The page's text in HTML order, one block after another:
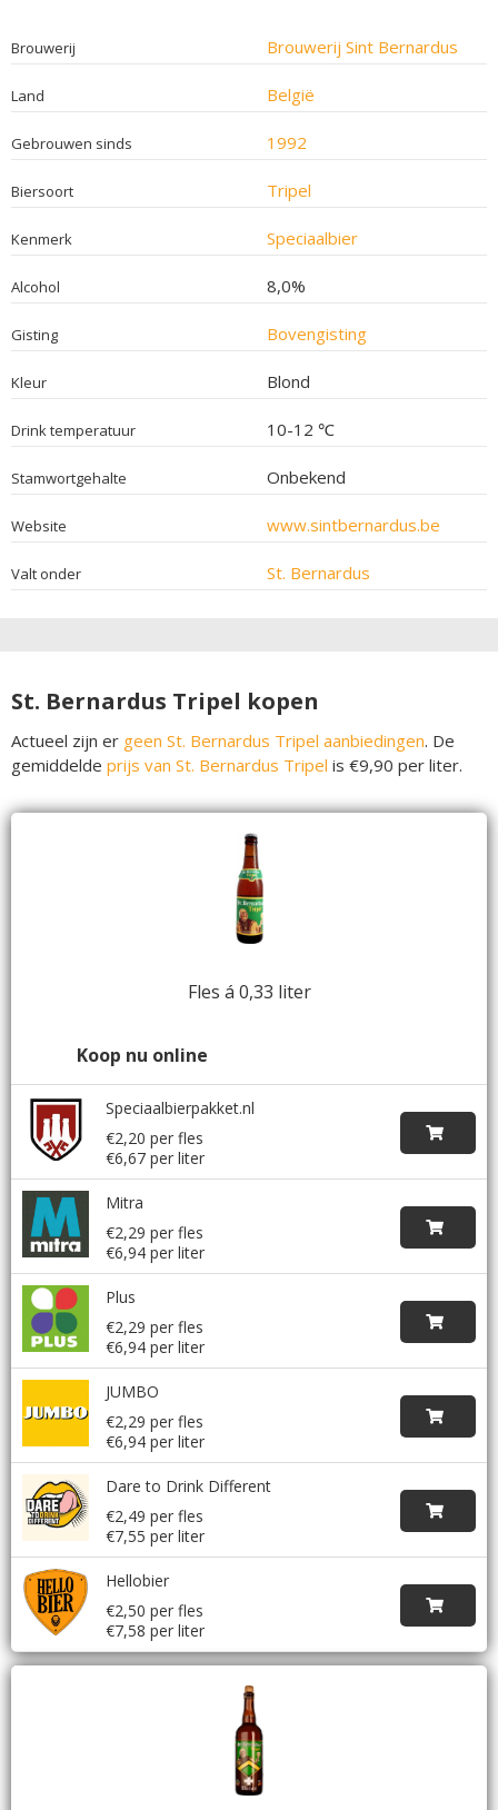
Brouwerij Brouwerij Sint Bernardus
Land België
Gebrouwen sinds 1992
Biersoort Tripel
Kenmerk Speciaalbier
Alcohol 8,0%
Gisting Bovengisting
Kleur Blond
Drink temperatuur 10-12 ℃
Stamwortgehalte Onbekend
Website www.sintbernardus.be
Valt onder St. Bernardus
St. Bernardus Tripel kopen
Actueel zijn er geen St. Bernardus Tripel aanbiedingen. De
gemiddelde prijs van St. Bernardus Tripel is €9,90 per liter.
Fles á 0,33 liter
Koop nu online
Speciaalbierpakket.nl
€2,20 per fles
€6,67 per liter
Mitra
€2,29 per fles
€6,94 per liter
Plus
€2,29 per fles
€6,94 per liter
JUMBO
€2,29 per fles
€6,94 per liter
Dare to Drink Different
€2,49 per fles
€7,55 per liter
Hellobier
€2,50 per fles
€7,58 per liter